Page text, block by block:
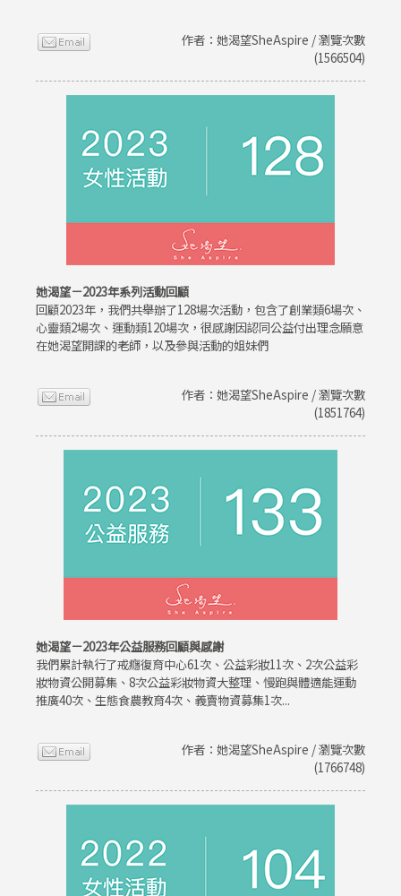
作者：她渴望SheAspire / 瀏覽次數
(1566504)
她渴望－2023年系列活動回顧
回顧2023年，我們共舉辦了128場次活動，包含了創業類6場次、
心靈類2場次、運動類120場次，很感謝因認同公益付出理念願意
在她渴望開課的老師，以及參與活動的姐妹們
作者：她渴望SheAspire / 瀏覽次數
(1851764)
她渴望－2023年公益服務回顧與感謝
我們累計執行了戒癮復育中心61次、公益彩妝11次、2次公益彩
妝物資公開募集、8次公益彩妝物資大整理、慢跑與體適能運動
推廣40次、生態食農教育4次、義賣物資募集1次...
作者：她渴望SheAspire / 瀏覽次數
(1766748)